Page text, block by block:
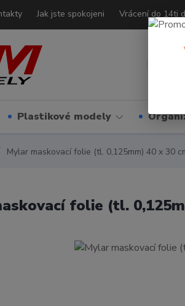
Jak jste spokojeni Vrácení do 14ti
Plastikové modely
Mylar maskovací folie (tl. 0,125mm) 40 x 30
folie (tl.